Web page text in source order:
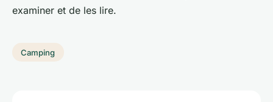
examiner et de les lire.
Camping